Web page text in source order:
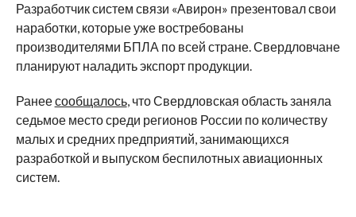
Разработчик систем связи «Авирон» презентовал свои
наработки, которые уже востребованы
производителями БПЛА по всей стране. Свердловчане
планируют наладить экспорт продукции.
Ранеесообщалось, что Свердловская область заняла
седьмое место среди регионов России по количеству
малых и средних предприятий, занимающихся
разработкой и выпуском беспилотных авиационных
систем.